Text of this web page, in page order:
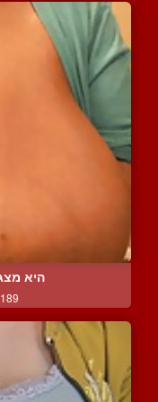
היא
6189